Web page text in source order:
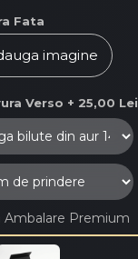
Fata
imagine
Verso + 25,00 Lei
Ambalare Premium